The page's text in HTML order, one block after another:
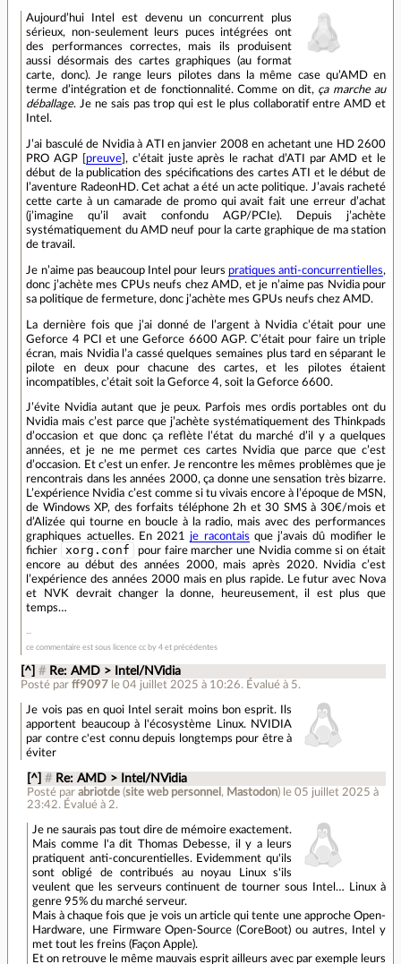
Aujourd’hui Intel est devenu un concurrent plus
sérieux, non-seulement leurs puces intégrées ont
des performances correctes, mais ils produisent
aussi désormais des cartes graphiques (au format
carte, donc). Je range leurs pilotes dans la même case qu’AMD en
terme d’intégration et de fonctionnalité. Comme on dit, ça marche au
déballage. Je ne sais pas trop qui est le plus collaboratif entre AMD et
Intel.
J’ai basculé de Nvidia à ATI en janvier 2008 en achetant une HD 2600
PRO AGP [ preuve ], c’était juste après le rachat d’ATI par AMD et le
début de la publication des spécifications des cartes ATI et le début de
l’aventure RadeonHD. Cet achat a été un acte politique. J’avais racheté
cette carte à un camarade de promo qui avait fait une erreur d’achat
(j’imagine qu’il avait confondu AGP/PCIe). Depuis j’achète
systématiquement du AMD neuf pour la carte graphique de ma station
de travail.
Je n’aime pas beaucoup Intel pour leurs pratiques anti-concurrentielles,
donc j’achète mes CPUs neufs chez AMD, et je n’aime pas Nvidia pour
sa politique de fermeture, donc j’achète mes GPUs neufs chez AMD.
La dernière fois que j’ai donné de l’argent à Nvidia c’était pour une
Geforce 4 PCI et une Geforce 6600 AGP. C’était pour faire un triple
écran, mais Nvidia l’a cassé quelques semaines plus tard en séparant le
pilote en deux pour chacune des cartes, et les pilotes étaient
incompatibles, c’était soit la Geforce 4, soit la Geforce 6600.
J’évite Nvidia autant que je peux. Parfois mes ordis portables ont du
Nvidia mais c’est parce que j’achète systématiquement des Thinkpads
d’occasion et que donc ça reflète l’état du marché d’il y a quelques
années, et je ne me permet ces cartes Nvidia que parce que c’est
d’occasion. Et c’est un enfer. Je rencontre les mêmes problèmes que je
rencontrais dans les années 2000, ça donne une sensation très bizarre.
L’expérience Nvidia c’est comme si tu vivais encore à l’époque de MSN,
de Windows XP, des forfaits téléphone 2h et 30 SMS à 30€/mois et
d’Alizée qui tourne en boucle à la radio, mais avec des performances
graphiques actuelles. En 2021 je racontais que j’avais dû modifier le
fichier
xorg.conf
pour faire marcher une Nvidia comme si on était
encore au début des années 2000, mais après 2020. Nvidia c’est
l’expérience des années 2000 mais en plus rapide. Le futur avec Nova
et NVK devrait changer la donne, heureusement, il est plus que
temps…
ce commentaire est sous licence cc by 4 et précédentes
[^] # Re: AMD > Intel/NVidia
Posté parff9097 le 04 juillet 2025 à 10:26. Évalué à 5.
Je vois pas en quoi Intel serait moins bon esprit. Ils
apportent beaucoup à l'écosystème Linux. NVIDIA
par contre c'est connu depuis longtemps pour être à
éviter
[^] # Re: AMD > Intel/NVidia
Posté par abriotde(site web personnel , Mastodon) le 05 juillet 2025 à
23:42. Évalué à 2.
Je ne saurais pas tout dire de mémoire exactement.
Mais comme l'a dit Thomas Debesse, il y a leurs
pratiquent anti-concurentielles. Evidemment qu'ils
sont obligé de contribués au noyau Linux s'ils
veulent que les serveurs continuent de tourner sous Intel… Linux à
genre 95% du marché serveur.
Mais à chaque fois que je vois un article qui tente une approche Open-
Hardware, une Firmware Open-Source (CoreBoot) ou autres, Intel y
met tout les freins (Façon Apple).
Et on retrouve le même mauvais esprit ailleurs avec par exemple leurs